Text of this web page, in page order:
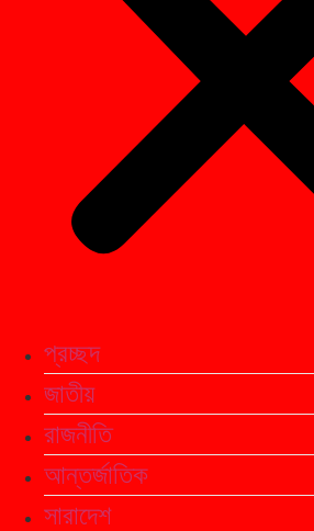
প্রচ্ছদ
জাতীয়
রাজনীতি
আন্তর্জাতিক
সারাদেশ